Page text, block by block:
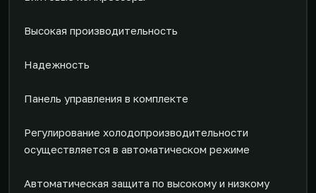
Высокая производительность
Надежность
Панель управления в комплекте
Регулирование холодопроизводительности
осуществляется в автоматическом режиме
Автоматическая защита по высокому и низкому